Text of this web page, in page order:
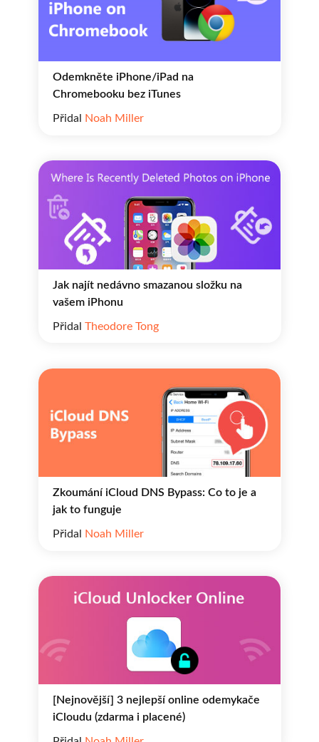
Odemkněte iPhone/iPad na
Chromebooku bez iTunes
Přidal Noah Miller
Jak najít nedávno smazanou složku na
vašem iPhonu
Přidal Theodore Tong
Zkoumání iCloud DNS Bypass: Co to je a
jak to funguje
Přidal Noah Miller
[Nejnovější] 3 nejlepší online odemykače
iCloudu (zdarma i placené)